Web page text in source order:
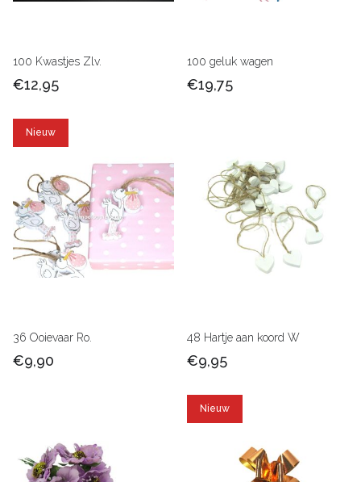
100 Kwastjes Zlv.
€12,95
100 geluk wagen
€19,75
Nieuw
36 Ooievaar Ro.
€9,90
48 Hartje aan koord W
€9,95
Nieuw